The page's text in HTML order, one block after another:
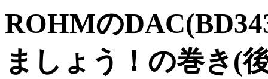
ROHMの
ましょう！の巻き(